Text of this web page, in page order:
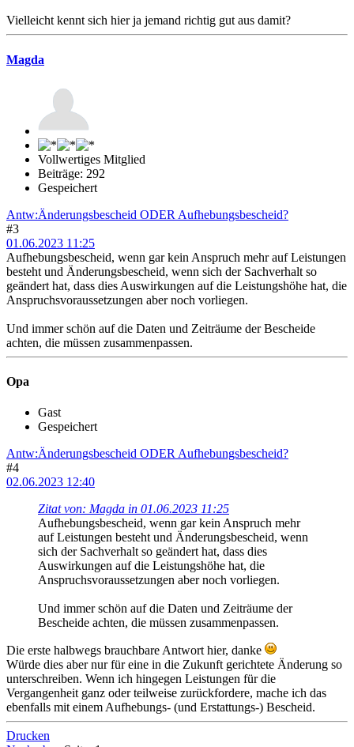
Vielleicht kennt sich hier ja jemand richtig gut aus damit?
Magda
Vollwertiges Mitglied
Beiträge: 292
Gespeichert
Antw:Änderungsbescheid ODER Aufhebungsbescheid?
#3
01.06.2023 11:25
Aufhebungsbescheid, wenn gar kein Anspruch mehr auf Leistungen
besteht und Änderungsbescheid, wenn sich der Sachverhalt so
geändert hat, dass dies Auswirkungen auf die Leistungshöhe hat, die
Anspruchsvoraussetzungen aber noch vorliegen.
Und immer schön auf die Daten und Zeiträume der Bescheide
achten, die müssen zusammenpassen.
Opa
Gast
Gespeichert
Antw:Änderungsbescheid ODER Aufhebungsbescheid?
#4
02.06.2023 12:40
Zitat von: Magda in 01.06.2023 11:25
Aufhebungsbescheid, wenn gar kein Anspruch mehr
auf Leistungen besteht und Änderungsbescheid, wenn
sich der Sachverhalt so geändert hat, dass dies
Auswirkungen auf die Leistungshöhe hat, die
Anspruchsvoraussetzungen aber noch vorliegen.
Und immer schön auf die Daten und Zeiträume der
Bescheide achten, die müssen zusammenpassen.
Die erste halbwegs brauchbare Antwort hier, danke
Würde dies aber nur für eine in die Zukunft gerichtete Änderung so
unterschreiben. Wenn ich hingegen Leistungen für die
Vergangenheit ganz oder teilweise zurückfordere, mache ich das
ebenfalls mit einem Aufhebungs- (und Erstattungs-) Bescheid.
Drucken